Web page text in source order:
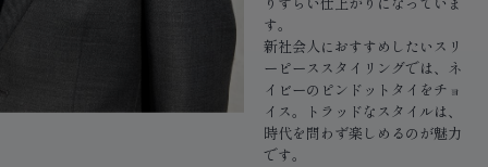
す。
新社会人におすすめしたいスリ
ーピーススタイリングでは、ネ
イビーのピンドットタイをチョ
イス。トラッドなスタイルは、
時代を問わず楽しめるのが魅力
です。